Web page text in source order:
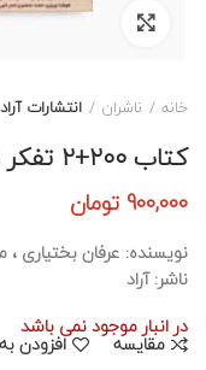
برای بزرگنمایی
خانه ناشران انتشارات آراد
کتاب ۲۰۰+۲ تفکر در یک موقعیت معاملاتی
900,000 تومان
نویسنده: عرفان بختیاری ،
ناشر: آراد
در انبار موجود نمی باشد
مقایسه افزودن